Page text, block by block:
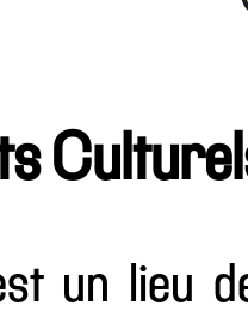
un lieu